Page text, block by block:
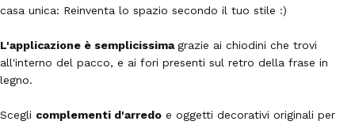
casa unica: Reinventa lo spazio secondo il tuo stile :)
L'applicazione è semplicissimagrazie ai chiodini che trovi
all'interno del pacco, e ai fori presenti sul retro della frase in
legno.
Scegli complementi d'arredo e oggetti decorativi originali per